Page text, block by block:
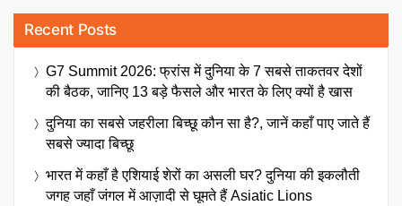
Recent Posts
G7 Summit 2026: फ्रांस में दुनिया के 7 सबसे ताकतवर देशों
की बैठक, जानिए 13 बड़े फैसले और भारत के लिए क्यों है खास
दुनिया का सबसे जहरीला बिच्छू कौन सा है?, जानें कहाँ पाए जाते हैं
सबसे ज्यादा बिच्छू
भारत में कहाँ है एशियाई शेरों का असली घर? दुनिया की इकलौती
जगह जहाँ जंगल में आज़ादी से घूमते हैं Asiatic Lions